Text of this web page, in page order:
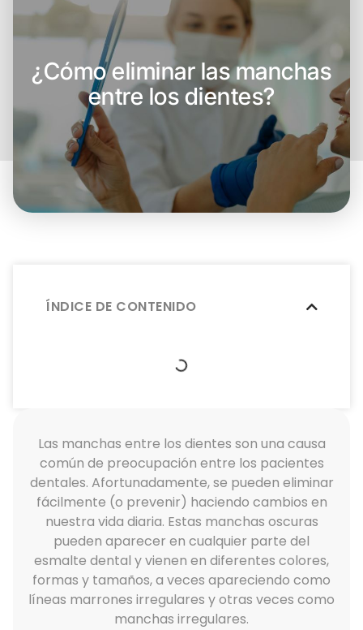
¿Cómo eliminar las manchas
entre los dientes?
ÍNDICE DE CONTENIDO
Las manchas entre los dientes son una causa
común de preocupación entre los pacientes
dentales. Afortunadamente, se pueden eliminar
fácilmente (o prevenir) haciendo cambios en
nuestra vida diaria. Estas manchas oscuras
pueden aparecer en cualquier parte del
esmalte dental y vienen en diferentes colores,
formas y tamaños, a veces apareciendo como
líneas marrones irregulares y otras veces como
manchas irregulares.